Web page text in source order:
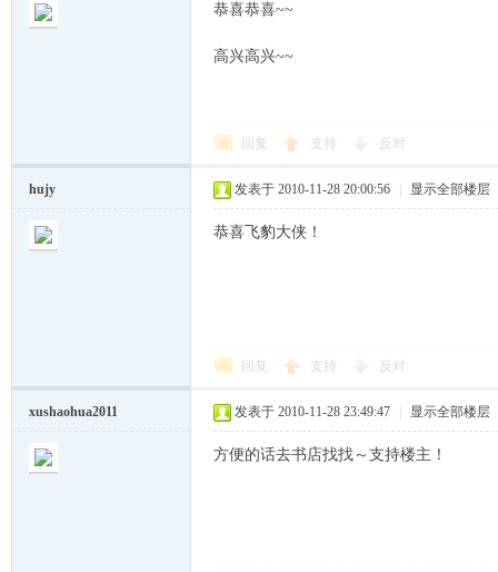
恭喜恭喜~~
高兴高兴~~
回复 支持 反对
hujy 发表于 2010-11-28 20:00:56 显示全部楼层
恭喜飞豹大侠！
回复 支持 反对
xushaohua2011 发表于 2010-11-28 23:49:47 显示全部楼层
方便的话去书店找找～支持楼主！